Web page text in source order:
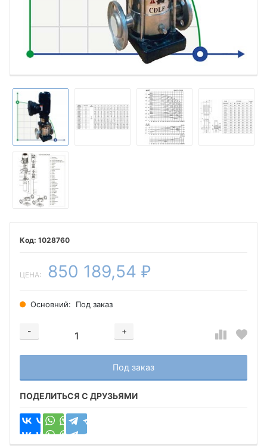
1028760
ЦЕНА: 850 189,54 ₽
Основний: Под заказ
-
+
Добавляется...
Под заказ
Добавлен
ПОДЕЛИТЬСЯ С ДРУЗЬЯМИ